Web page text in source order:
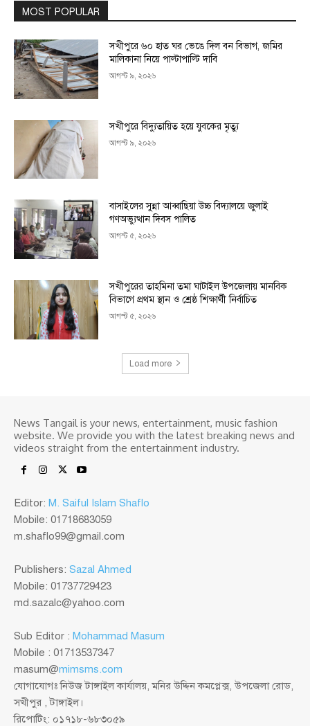
MOST POPULAR
সখীপুরে ৬০ হাত ঘর ভেঙে দিল বন বিভাগ, জমির
মালিকানা নিয়ে পাল্টাপাল্টি দাবি
আগস্ট ৯, ২০২৬
সখীপুরে বিদ্যুতায়িত হয়ে যুবকের মৃত্যু
আগস্ট ৯, ২০২৬
বাসাইলের সুন্না আব্বাছিয়া উচ্চ বিদ্যালয়ে জুলাই
গণঅভ্যুত্থান দিবস পালিত
আগস্ট ৫, ২০২৬
সখীপুরের তাহমিনা তমা ঘাটাইল উপজেলায় মানবিক
বিভাগে প্রথম স্থান ও শ্রেষ্ঠ শিক্ষার্থী নির্বাচিত
আগস্ট ৫, ২০২৬
Load more
News Tangail is your news, entertainment, music fashion
website. We provide you with the latest breaking news and
videos straight from the entertainment industry.
Editor: M. Saiful Islam Shaflo
Mobile: 01718683059
m.shaflo99@gmail.com
Publishers: Sazal Ahmed
Mobile: 01737729423
md.sazalc@yahoo.com
Sub Editor : Mohammad Masum
Mobile : 01713537347
masum@mimsms.com
যোগাযোগঃ নিউজ টাঙ্গাইল কার্যালয়, মনির উদ্দিন কমপ্লেক্স, উপজেলা রোড,
সখীপুর , টাঙ্গাইল।
রিপোটিং: ০১৭১৮-৬৮৩০৫৯